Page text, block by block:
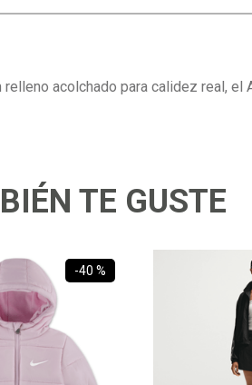
acolchado para calidez real,
TE GUSTE
-40 %